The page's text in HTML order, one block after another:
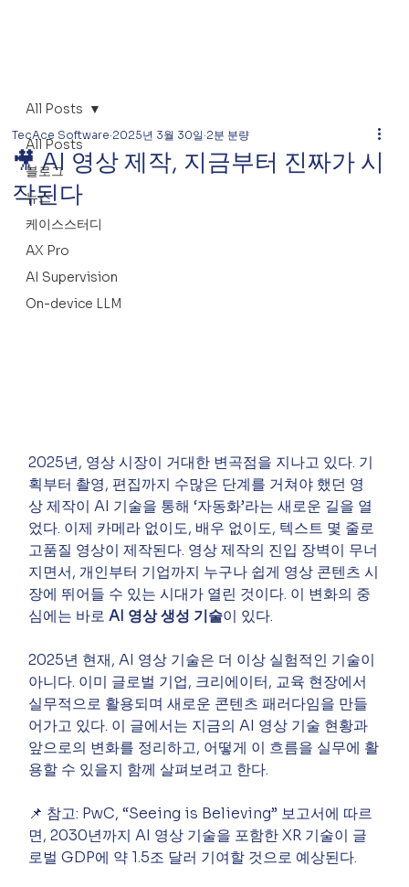
All Posts
블로그
뉴스
케이스스터디
AX Pro
AI Supervision
On-device LLM
All Posts
🎥 AI 영상 제작, 지금부터 진짜가 시
작된다
TecAce Software 2025년 3월 30일 2분 분량
2025년, 영상 시장이 거대한 변곡점을 지나고 있다. 기
획부터 촬영, 편집까지 수많은 단계를 거쳐야 했던 영
상 제작이 AI 기술을 통해 ‘자동화’라는 새로운 길을 열
었다. 이제 카메라 없이도, 배우 없이도, 텍스트 몇 줄로
고품질 영상이 제작된다. 영상 제작의 진입 장벽이 무너
지면서, 개인부터 기업까지 누구나 쉽게 영상 콘텐츠 시
장에 뛰어들 수 있는 시대가 열린 것이다. 이 변화의 중
심에는 바로 AI 영상 생성 기술이 있다.
2025년 현재, AI 영상 기술은 더 이상 실험적인 기술이
아니다. 이미 글로벌 기업, 크리에이터, 교육 현장에서
실무적으로 활용되며 새로운 콘텐츠 패러다임을 만들
어가고 있다. 이 글에서는 지금의 AI 영상 기술 현황과
앞으로의 변화를 정리하고, 어떻게 이 흐름을 실무에 활
용할 수 있을지 함께 살펴보려고 한다.
📌 참고: PwC, “Seeing is Believing” 보고서에 따르
면, 2030년까지 AI 영상 기술을 포함한 XR 기술이 글
로벌 GDP에 약 1.5조 달러 기여할 것으로 예상된다.